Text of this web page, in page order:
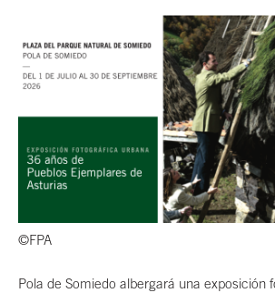
©FPA
Pola de Somiedo albergará una exposición